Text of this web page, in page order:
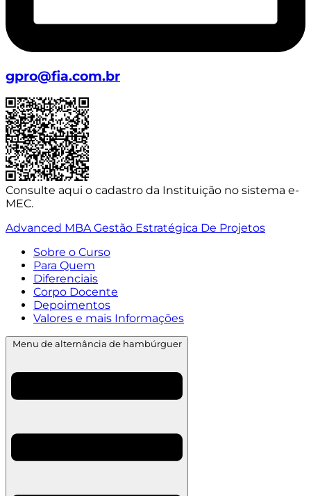
gpro@fia.com.br
Consulte aqui o cadastro da Instituição no sistema e-
MEC.
Advanced MBA Gestão Estratégica De Projetos
Sobre o Curso
Para Quem
Diferenciais
Corpo Docente
Depoimentos
Valores e mais Informações
Menu de alternância de hambúrguer